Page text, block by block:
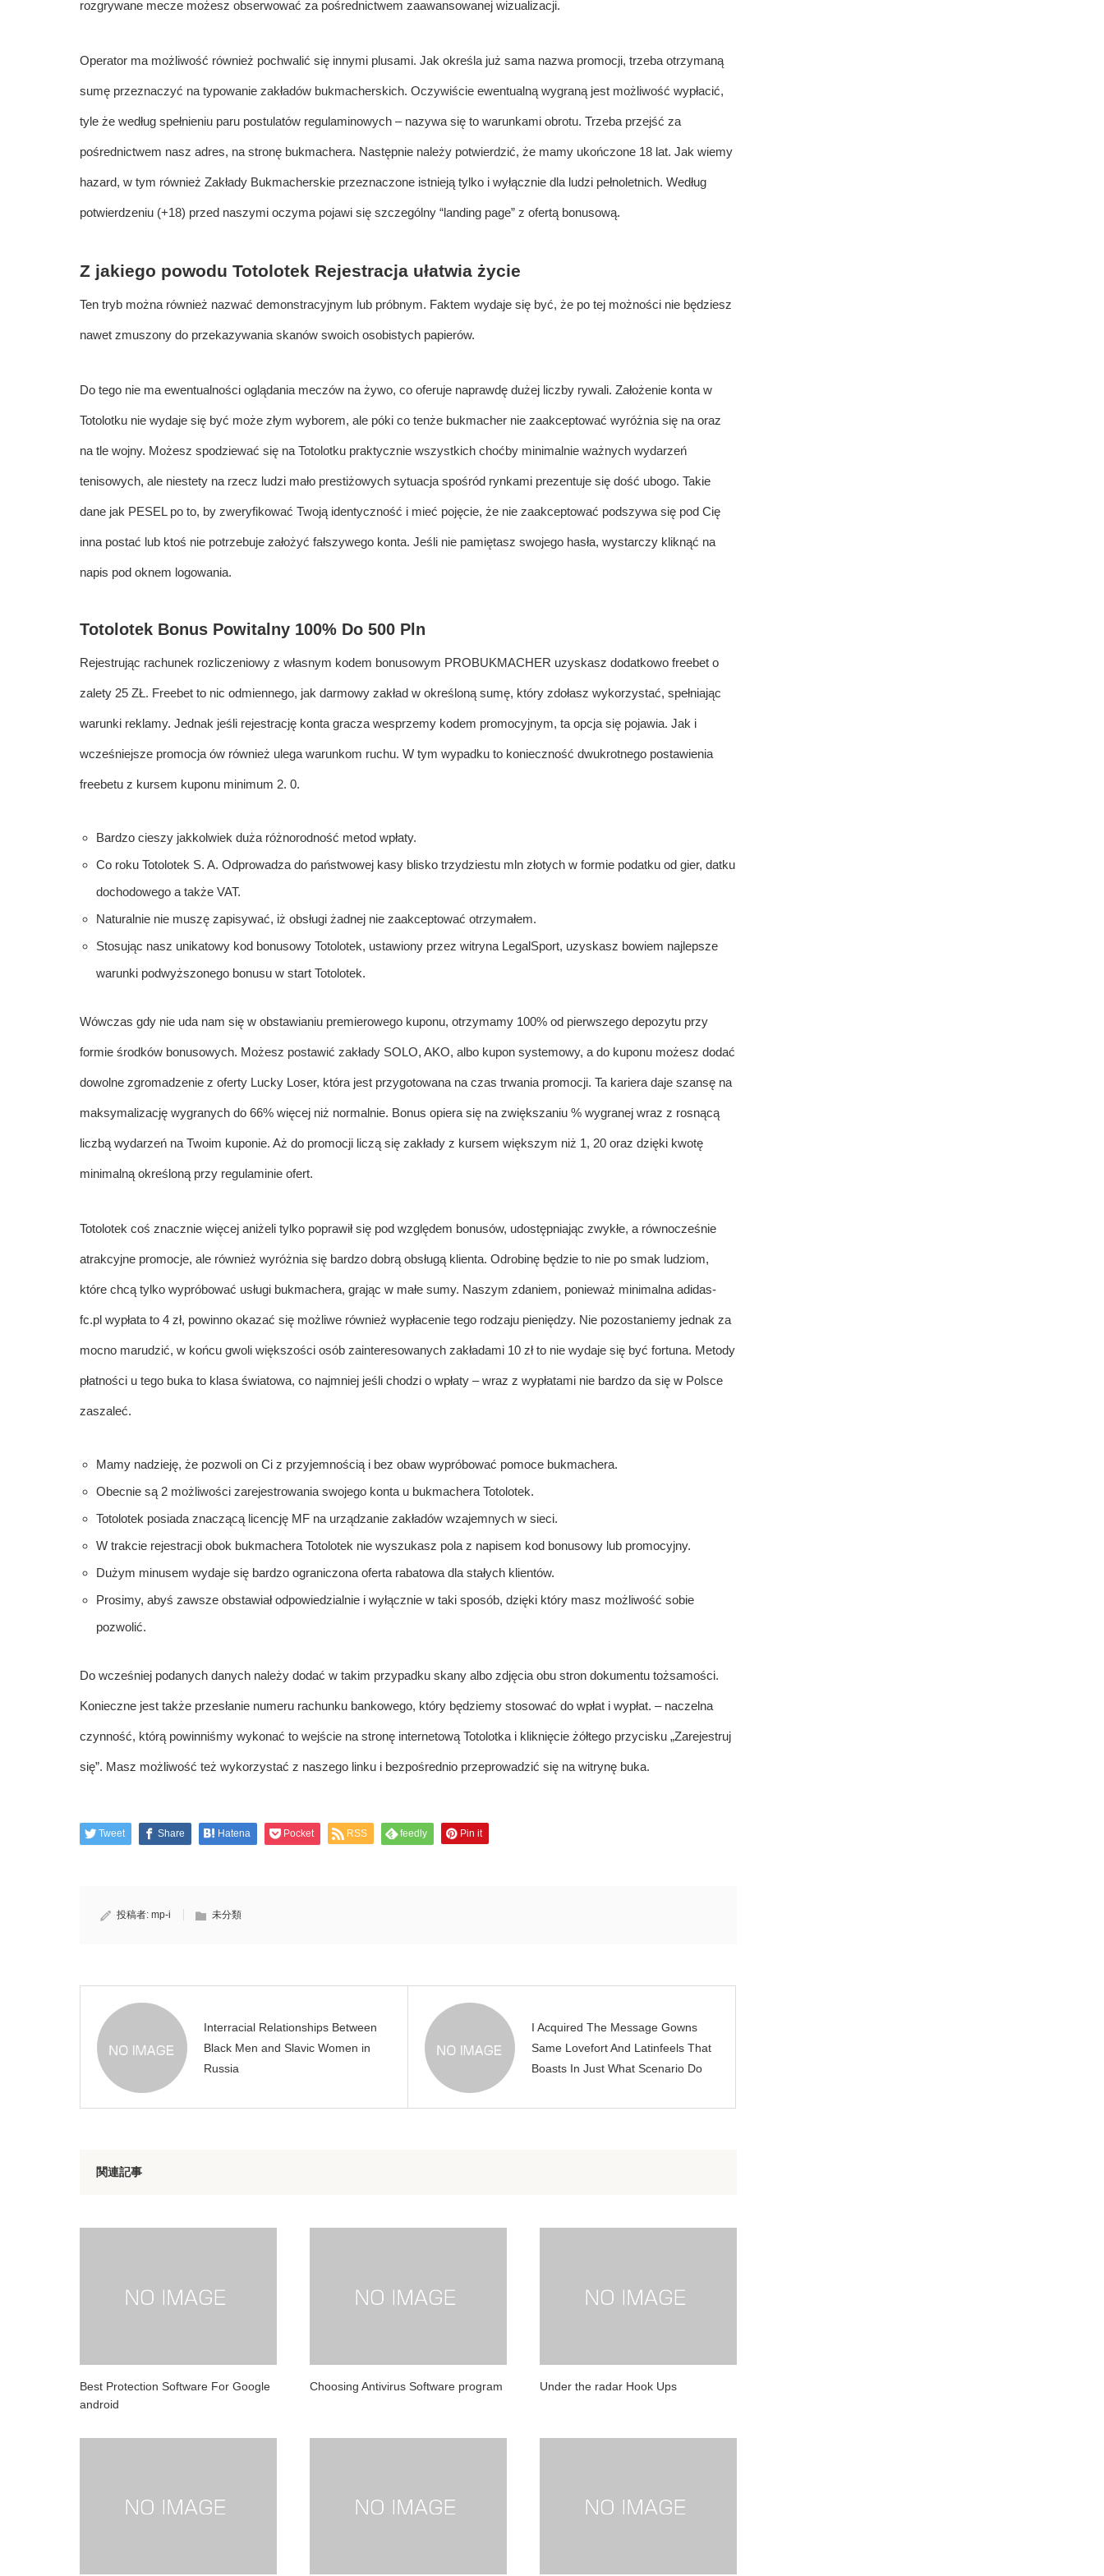
rozgrywane mecze możesz obserwować za pośrednictwem zaawansowanej wizualizacji.
Operator ma możliwość również pochwalić się innymi plusami. Jak określa już sama nazwa promocji, trzeba otrzymaną
sumę przeznaczyć na typowanie zakładów bukmacherskich. Oczywiście ewentualną wygraną jest możliwość wypłacić,
tyle że według spełnieniu paru postulatów regulaminowych – nazywa się to warunkami obrotu. Trzeba przejść za
pośrednictwem nasz adres, na stronę bukmachera. Następnie należy potwierdzić, że mamy ukończone 18 lat. Jak wiemy
hazard, w tym również Zakłady Bukmacherskie przeznaczone istnieją tylko i wyłącznie dla ludzi pełnoletnich. Według
potwierdzeniu (+18) przed naszymi oczyma pojawi się szczególny “landing page” z ofertą bonusową.
Z jakiego powodu Totolotek Rejestracja ułatwia życie
Ten tryb można również nazwać demonstracyjnym lub próbnym. Faktem wydaje się być, że po tej możności nie będziesz
nawet zmuszony do przekazywania skanów swoich osobistych papierów.
Do tego nie ma ewentualności oglądania meczów na żywo, co oferuje naprawdę dużej liczby rywali. Założenie konta w
Totolotku nie wydaje się być może złym wyborem, ale póki co tenże bukmacher nie zaakceptować wyróżnia się na oraz
na tle wojny. Możesz spodziewać się na Totolotku praktycznie wszystkich choćby minimalnie ważnych wydarzeń
tenisowych, ale niestety na rzecz ludzi mało prestiżowych sytuacja spośród rynkami prezentuje się dość ubogo. Takie
dane jak PESEL po to, by zweryfikować Twoją identyczność i mieć pojęcie, że nie zaakceptować podszywa się pod Cię
inna postać lub ktoś nie potrzebuje założyć fałszywego konta. Jeśli nie pamiętasz swojego hasła, wystarczy kliknąć na
napis pod oknem logowania.
Totolotek Bonus Powitalny 100% Do 500 Pln
Rejestrując rachunek rozliczeniowy z własnym kodem bonusowym PROBUKMACHER uzyskasz dodatkowo freebet o
zalety 25 ZŁ. Freebet to nic odmiennego, jak darmowy zakład w określoną sumę, który zdołasz wykorzystać, spełniając
warunki reklamy. Jednak jeśli rejestrację konta gracza wesprzemy kodem promocyjnym, ta opcja się pojawia. Jak i
wcześniejsze promocja ów również ulega warunkom ruchu. W tym wypadku to konieczność dwukrotnego postawienia
freebetu z kursem kuponu minimum 2. 0.
Bardzo cieszy jakkolwiek duża różnorodność metod wpłaty.
Co roku Totolotek S. A. Odprowadza do państwowej kasy blisko trzydziestu mln złotych w formie podatku od gier, datku
dochodowego a także VAT.
Naturalnie nie muszę zapisywać, iż obsługi żadnej nie zaakceptować otrzymałem.
Stosując nasz unikatowy kod bonusowy Totolotek, ustawiony przez witryna LegalSport, uzyskasz bowiem najlepsze
warunki podwyższonego bonusu w start Totolotek.
Wówczas gdy nie uda nam się w obstawianiu premierowego kuponu, otrzymamy 100% od pierwszego depozytu przy
formie środków bonusowych. Możesz postawić zakłady SOLO, AKO, albo kupon systemowy, a do kuponu możesz dodać
dowolne zgromadzenie z oferty Lucky Loser, która jest przygotowana na czas trwania promocji. Ta kariera daje szansę na
maksymalizację wygranych do 66% więcej niż normalnie. Bonus opiera się na zwiększaniu % wygranej wraz z rosnącą
liczbą wydarzeń na Twoim kuponie. Aż do promocji liczą się zakłady z kursem większym niż 1, 20 oraz dzięki kwotę
minimalną określoną przy regulaminie ofert.
Totolotek coś znacznie więcej aniżeli tylko poprawił się pod względem bonusów, udostępniając zwykłe, a równocześnie
atrakcyjne promocje, ale również wyróżnia się bardzo dobrą obsługą klienta. Odrobinę będzie to nie po smak ludziom,
które chcą tylko wypróbować usługi bukmachera, grając w małe sumy. Naszym zdaniem, ponieważ minimalna adidas-
fc.pl wypłata to 4 zł, powinno okazać się możliwe również wypłacenie tego rodzaju pieniędzy. Nie pozostaniemy jednak za
mocno marudzić, w końcu gwoli większości osób zainteresowanych zakładami 10 zł to nie wydaje się być fortuna. Metody
płatności u tego buka to klasa światowa, co najmniej jeśli chodzi o wpłaty – wraz z wypłatami nie bardzo da się w Polsce
zaszaleć.
Mamy nadzieję, że pozwoli on Ci z przyjemnością i bez obaw wypróbować pomoce bukmachera.
Obecnie są 2 możliwości zarejestrowania swojego konta u bukmachera Totolotek.
Totolotek posiada znaczącą licencję MF na urządzanie zakładów wzajemnych w sieci.
W trakcie rejestracji obok bukmachera Totolotek nie wyszukasz pola z napisem kod bonusowy lub promocyjny.
Dużym minusem wydaje się bardzo ograniczona oferta rabatowa dla stałych klientów.
Prosimy, abyś zawsze obstawiał odpowiedzialnie i wyłącznie w taki sposób, dzięki który masz możliwość sobie
pozwolić.
Do wcześniej podanych danych należy dodać w takim przypadku skany albo zdjęcia obu stron dokumentu tożsamości.
Konieczne jest także przesłanie numeru rachunku bankowego, który będziemy stosować do wpłat i wypłat. – naczelna
czynność, którą powinniśmy wykonać to wejście na stronę internetową Totolotka i kliknięcie żółtego przycisku „Zarejestruj
się”. Masz możliwość też wykorzystać z naszego linku i bezpośrednio przeprowadzić się na witrynę buka.
Tweet Share Hatena Pocket RSS feedly Pin it
投稿者: mp-i 未分類
Interracial Relationships Between
Black Men and Slavic Women in
Russia
I Acquired The Message Gowns
Same Lovefort And Latinfeels That
Boasts In Just What Scenario Do
関連記事
Best Protection Software For Google
android
Choosing Antivirus Software program Under the radar Hook Ups